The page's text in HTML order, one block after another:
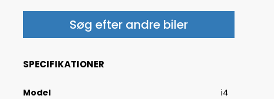
Søg efter andre biler
SPECIFIKATIONER
Model i4